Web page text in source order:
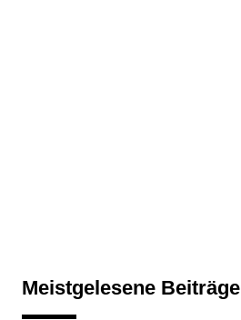
Meistgelesene Beiträge